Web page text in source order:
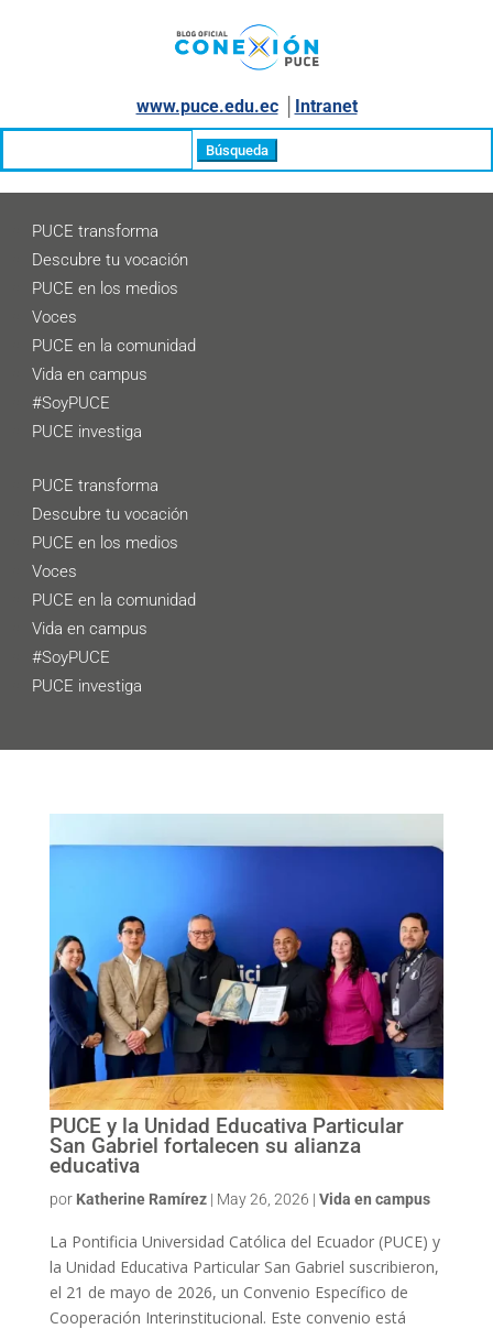
www.puce.edu.ec│ Intranet
PUCE transforma
Descubre tu vocación
PUCE en los medios
Voces
PUCE en la comunidad
Vida en campus
#SoyPUCE
PUCE investiga
PUCE transforma
Descubre tu vocación
PUCE en los medios
Voces
PUCE en la comunidad
Vida en campus
#SoyPUCE
PUCE investiga
PUCE y la Unidad Educativa Particular
San Gabriel fortalecen su alianza
educativa
por Katherine Ramírez| May 26, 2026 | Vida en campus
La Pontificia Universidad Católica del Ecuador (PUCE) y
la Unidad Educativa Particular San Gabriel suscribieron,
el 21 de mayo de 2026, un Convenio Específico de
Cooperación Interinstitucional. Este convenio está